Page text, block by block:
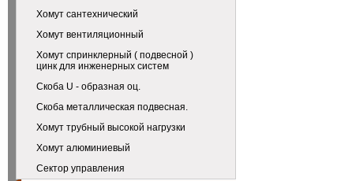
Хомут сантехнический
Хомут вентиляционный
Хомут спринклерный ( подвесной )
цинк для инженерных систем
Скоба U - образная оц.
Скоба металлическая подвесная.
Хомут трубный высокой нагрузки
Хомут алюминиевый
Сектор управления